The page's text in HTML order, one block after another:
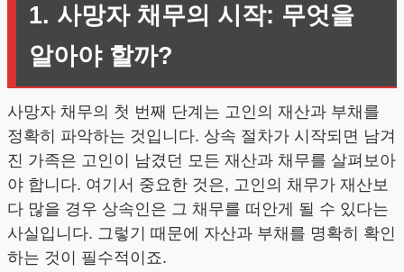
1. 사망자 채무의 시작: 무엇을
알아야 할까?
사망자 채무의 첫 번째 단계는 고인의 재산과 부채를
정확히 파악하는 것입니다. 상속 절차가 시작되면 남겨
진 가족은 고인이 남겼던 모든 재산과 채무를 살펴보아
야 합니다. 여기서 중요한 것은, 고인의 채무가 재산보
다 많을 경우 상속인은 그 채무를 떠안게 될 수 있다는
사실입니다. 그렇기 때문에 자산과 부채를 명확히 확인
하는 것이 필수적이죠.